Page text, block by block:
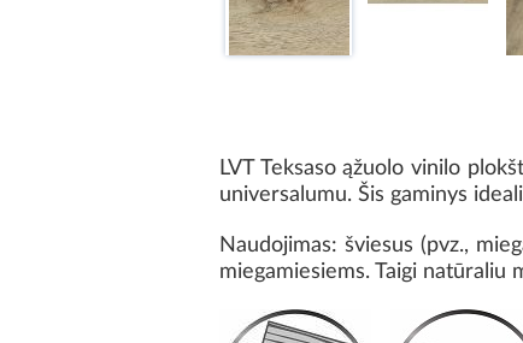
LVT Teksaso ąžuolo vinilo
universalumu. Šis gaminys
Naudojimas: šviesus (pvz.,
miegamiesiems. Taigi